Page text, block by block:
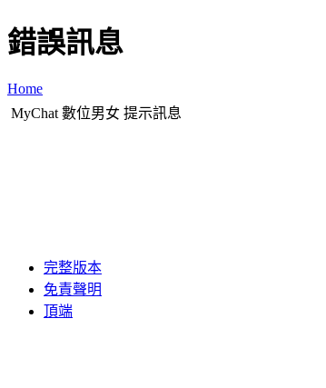
錯誤訊息
Home
MyChat 數位男女 提示訊息
完整版本
免責聲明
頂端